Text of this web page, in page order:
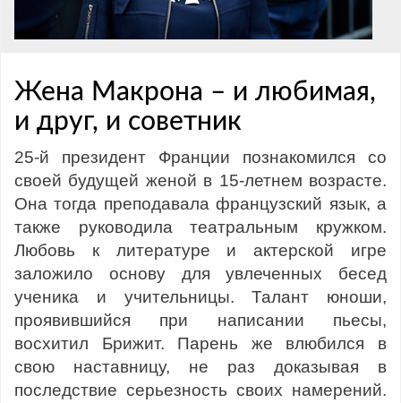
Жена Макрона – и любимая,
и друг, и советник
25-й президент Франции познакомился со
своей будущей женой в 15-летнем возрасте.
Она тогда преподавала французский язык, а
также руководила театральным кружком.
Любовь к литературе и актерской игре
заложило основу для увлеченных бесед
ученика и учительницы. Талант юноши,
проявившийся при написании пьесы,
восхитил Брижит. Парень же влюбился в
свою наставницу, не раз доказывая в
последствие серьезность своих намерений.